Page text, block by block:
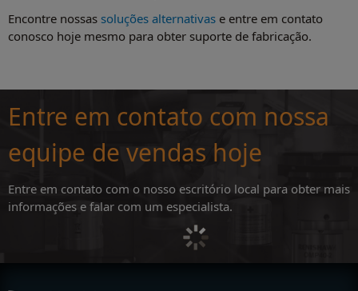
Encontre nossas soluções alternativas e entre em contato
conosco hoje mesmo para obter suporte de fabricação.
Entre em contato com nossa
equipe de vendas hoje
Entre em contato com o nosso escritório local para obter mais
informações e falar com um especialista.